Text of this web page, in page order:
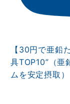
【30円で亜鉛
具TOP10”（亜
ムを安定摂取）